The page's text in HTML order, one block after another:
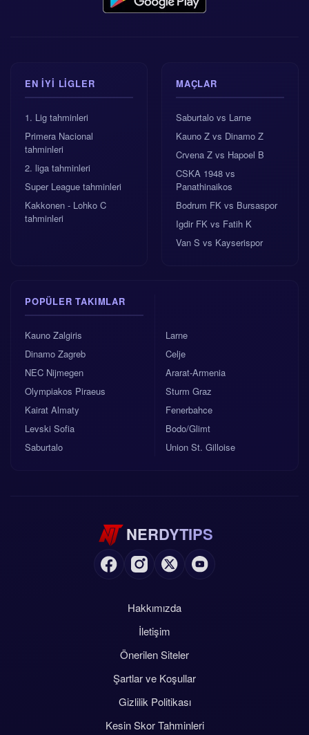
EN IYI LIGLER
1. Lig tahminleri
Primera Nacional
tahminleri
2. liga tahminleri
Super League tahminleri
Kakkonen - Lohko C
tahminleri
MAÇLAR
Saburtalo vs Larne
Kauno Z vs Dinamo Z
Crvena Z vs Hapoel B
CSKA 1948 vs
Panathinaikos
Bodrum FK vs Bursaspor
Igdir FK vs Fatih K
Van S vs Kayserispor
POPÜLER TAKIMLAR
Kauno Zalgiris
Dinamo Zagreb
NEC Nijmegen
Olympiakos Piraeus
Kairat Almaty
Levski Sofia
Saburtalo
Larne
Celje
Ararat-Armenia
Sturm Graz
Fenerbahce
Bodo/Glimt
Union St. Gilloise
NERDYTIPS
Hakkımızda
İletişim
Önerilen Siteler
Şartlar ve Koşullar
Gizlilik Politikası
Kesin Skor Tahminleri